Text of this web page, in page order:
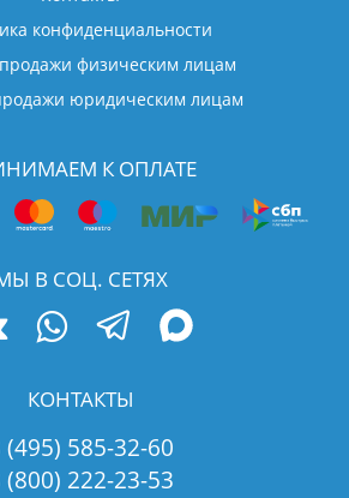
конфиденциальности
физическим лицам
юридическим лицам
К ОПЛАТЕ
В СОЦ. СЕТЯХ
КОНТАКТЫ
(495) 585-32-60
(800) 222-23-53